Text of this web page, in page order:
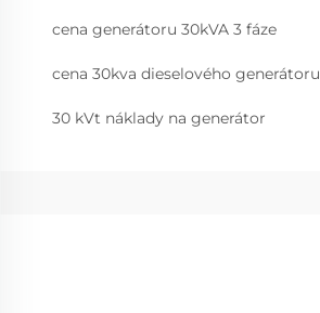
cena generátoru 30kVA 3 fáze
cena 30kva dieselového generátoru
30 kVt náklady na generátor